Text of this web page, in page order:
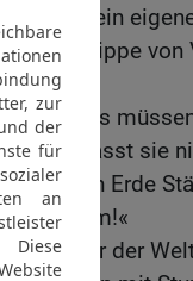
gehen, dein
deine Sippe
Königs
Väter! Lasst sie
ganzen Erde
alle um!«
Herrscher der